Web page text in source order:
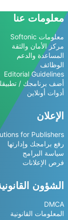
معلومات عنا
معلومات Softonic
مركز الأمان والثقة
المساعدة والدعم
الوظائف
Editorial Guidelines
أضف برنامجك /
أدوات أونلاين
الإعلان
for Publishers
رفع برامجك وإدارتها
سياسة البرامج
فرص الإعلانات
الشؤون
DMCA
المعلومات القانونية